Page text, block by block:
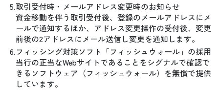
5.取引受付時・メールアドレス変更時のお知らせ
資金移動を伴う取引受付後、登録のメールアドレスにメ
ールで通知するほか、アドレス変更操作の受付後、変更
前後の2アドレスにメール送信し変更を通知します。
6.フィッシング対策ソフト「フィッシュウォール」の採用
当行の正当なWebサイトであることをシグナルで確認で
きるソフトウェア（フィッシュウォール）を無償で提供
しています。